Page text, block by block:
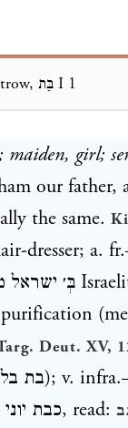
Jastrow, בַּת I 1
maiden, girl;
our father,
the same.
dresser; a.
Deut. XV,
בת); v.
כבת יוני, read: